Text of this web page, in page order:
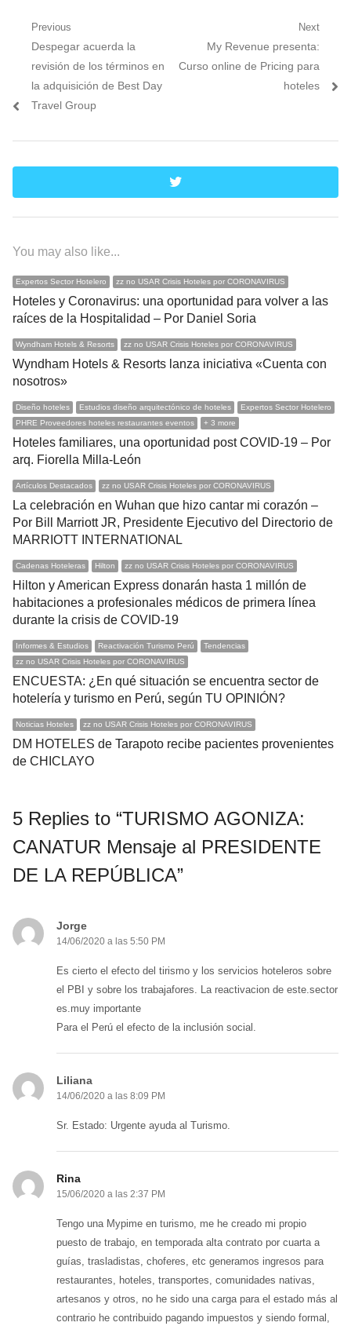
Navegación
entradas
Previous
Previous
post:
Despegar acuerda la
revisión de los términos en
la adquisición de Best Day
Travel Group
Next
Next
post:
My Revenue presenta:
Curso online de Pricing para
hoteles
twitter
You may also like...
Expertos Sector Hotelero zz no USAR Crisis Hoteles por CORONAVIRUS
Hoteles y Coronavirus: una oportunidad para volver a las
raíces de la Hospitalidad – Por Daniel Soria
Wyndham Hotels & Resorts zz no USAR Crisis Hoteles por CORONAVIRUS
Wyndham Hotels & Resorts lanza iniciativa «Cuenta con
nosotros»
Diseño hoteles Estudios diseño arquitectónico de hoteles
Expertos Sector Hotelero
PHRE Proveedores hoteles restaurantes eventos
+ 3 more
Hoteles familiares, una oportunidad post COVID-19 – Por
arq. Fiorella Milla-León
Artículos Destacados zz no USAR Crisis Hoteles por CORONAVIRUS
La celebración en Wuhan que hizo cantar mi corazón –
Por Bill Marriott JR, Presidente Ejecutivo del Directorio de
MARRIOTT INTERNATIONAL
Cadenas Hoteleras Hilton zz no USAR Crisis Hoteles por CORONAVIRUS
Hilton y American Express donarán hasta 1 millón de
habitaciones a profesionales médicos de primera línea
durante la crisis de COVID-19
Informes & Estudios Reactivación Turismo Perú
Tendencias
zz no USAR Crisis Hoteles por CORONAVIRUS
ENCUESTA: ¿En qué situación se encuentra sector de
hotelería y turismo en Perú, según TU OPINIÓN?
Noticias Hoteles zz no USAR Crisis Hoteles por CORONAVIRUS
DM HOTELES de Tarapoto recibe pacientes provenientes
de CHICLAYO
5 Replies to “TURISMO AGONIZA:
CANATUR Mensaje al PRESIDENTE
DE LA REPÚBLICA”
Jorge
14/06/2020 a las 5:50 PM
Es cierto el efecto del tirismo y los servicios hoteleros sobre
el PBI y sobre los trabajafores. La reactivacion de este.sector
es.muy importante
Para el Perú el efecto de la inclusión social.
Liliana
14/06/2020 a las 8:09 PM
Sr. Estado: Urgente ayuda al Turismo.
Rina
15/06/2020 a las 2:37 PM
Tengo una Mypime en turismo, me he creado mi propio
puesto de trabajo, en temporada alta contrato por cuarta a
guías, trasladistas, choferes, etc generamos ingresos para
restaurantes, hoteles, transportes, comunidades nativas,
artesanos y otros, no he sido una carga para el estado más al
contrario he contribuido pagando impuestos y siendo formal,